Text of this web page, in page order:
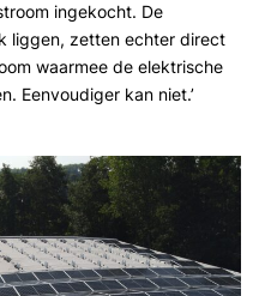
ingekocht. De
liggen, zetten echter direct
waarmee de elektrische
Eenvoudiger kan niet.’